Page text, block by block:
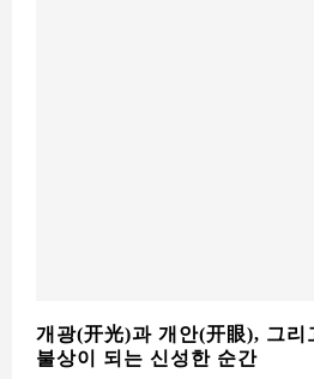
개광(开光)과 개안(开眼), 그리
불상이 되는 신성한 순간